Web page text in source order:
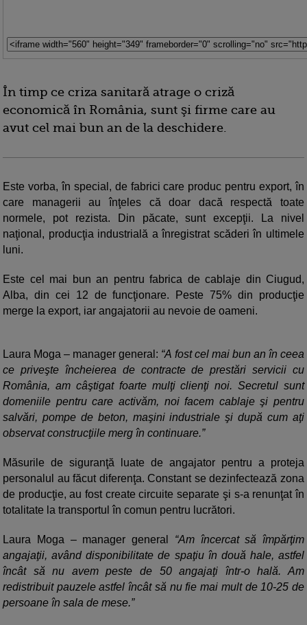
În timp ce criza sanitară atrage o criză
economică în România, sunt şi firme care au
avut cel mai bun an de la deschidere.
Este vorba, în special, de fabrici care produc pentru export, în
care managerii au înţeles că doar dacă respectă toate
normele, pot rezista. Din păcate, sunt excepţii. La nivel
naţional, producţia industrială a înregistrat scăderi în ultimele
luni.
Este cel mai bun an pentru fabrica de cablaje din Ciugud,
Alba, din cei 12 de funcţionare. Peste 75% din producţie
merge la export, iar angajatorii au nevoie de oameni.
Laura Moga – manager general: “A fost cel mai bun an în ceea
ce priveşte încheierea de contracte de prestări servicii cu
România, am câştigat foarte mulţi clienţi noi. Secretul sunt
domeniile pentru care activăm, noi facem cablaje şi pentru
salvări, pompe de beton, maşini industriale şi după cum aţi
observat construcţiile merg în continuare.”
Măsurile de siguranţă luate de angajator pentru a proteja
personalul au făcut diferenţa. Constant se dezinfectează zona
de producţie, au fost create circuite separate şi s-a renunţat în
totalitate la transportul în comun pentru lucrători.
Laura Moga – manager general “Am încercat să împărţim
angajaţii, având disponibilitate de spaţiu în două hale, astfel
încât să nu avem peste de 50 angajaţi într-o hală. Am
redistribuit pauzele astfel încât să nu fie mai mult de 10-25 de
persoane în sala de mese.”